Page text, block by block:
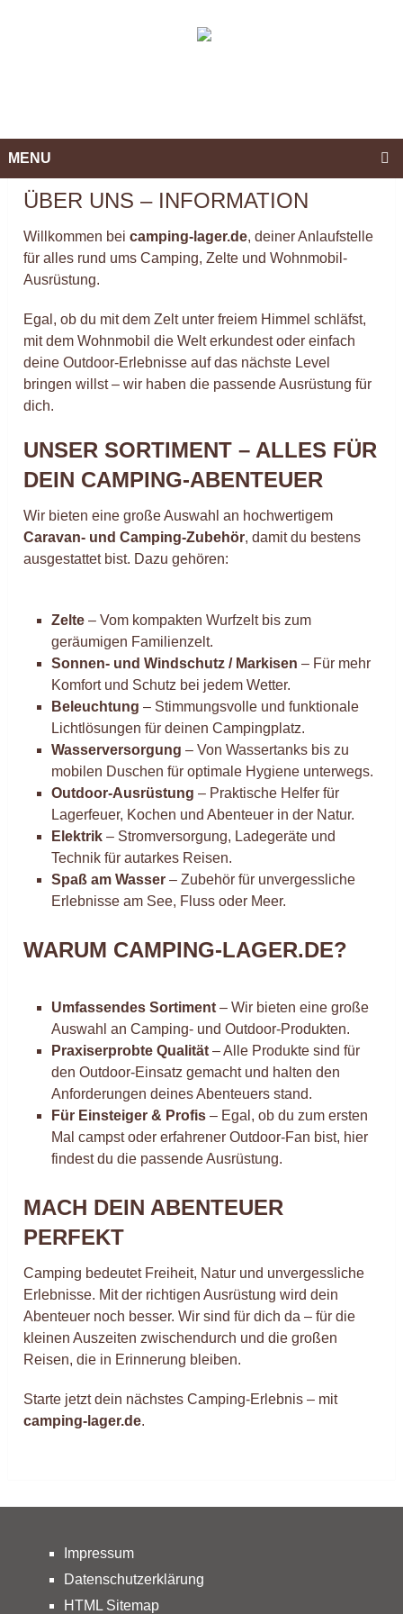
MENU
ÜBER UNS – INFORMATION
Willkommen beicamping-lager.de, deiner Anlaufstelle
für alles rund ums Camping, Zelte und Wohnmobil-
Ausrüstung.
Egal, ob du mit dem Zelt unter freiem Himmel schläfst,
mit dem Wohnmobil die Welt erkundest oder einfach
deine Outdoor-Erlebnisse auf das nächste Level
bringen willst – wir haben die passende Ausrüstung für
dich.
UNSER SORTIMENT – ALLES FÜR
DEIN CAMPING-ABENTEUER
Wir bieten eine große Auswahl an hochwertigem
Caravan- und Camping-Zubehör, damit du bestens
ausgestattet bist. Dazu gehören:
Zelte– Vom kompakten Wurfzelt bis zum
geräumigen Familienzelt.
Sonnen- und Windschutz / Markisen – Für mehr
Komfort und Schutz bei jedem Wetter.
Beleuchtung – Stimmungsvolle und funktionale
Lichtlösungen für deinen Campingplatz.
Wasserversorgung – Von Wassertanks bis zu
mobilen Duschen für optimale Hygiene unterwegs.
Outdoor-Ausrüstung – Praktische Helfer für
Lagerfeuer, Kochen und Abenteuer in der Natur.
Elektrik– Stromversorgung, Ladegeräte und
Technik für autarkes Reisen.
Spaß am Wasser– Zubehör für unvergessliche
Erlebnisse am See, Fluss oder Meer.
WARUM CAMPING-LAGER.DE?
Umfassendes Sortiment– Wir bieten eine große
Auswahl an Camping- und Outdoor-Produkten.
Praxiserprobte Qualität– Alle Produkte sind für
den Outdoor-Einsatz gemacht und halten den
Anforderungen deines Abenteuers stand.
Für Einsteiger & Profis– Egal, ob du zum ersten
Mal campst oder erfahrener Outdoor-Fan bist, hier
findest du die passende Ausrüstung.
MACH DEIN ABENTEUER
PERFEKT
Camping bedeutet Freiheit, Natur und unvergessliche
Erlebnisse. Mit der richtigen Ausrüstung wird dein
Abenteuer noch besser. Wir sind für dich da – für die
kleinen Auszeiten zwischendurch und die großen
Reisen, die in Erinnerung bleiben.
Starte jetzt dein nächstes Camping-Erlebnis – mit
camping-lager.de.
Impressum
Datenschutzerklärung
HTML Sitemap